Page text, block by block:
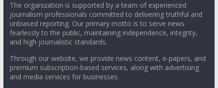
The organization is supported by a team of experienced
journalism professionals committed to delivering truthful and
unbiased reporting. Our primary motto is to serve news
fearlessly to the public, maintaining independence, integrity,
and high journalistic standards.
Through our website, we provide news content, e-papers, and
premium subscription-based services, along with advertising
and media services for businesses.